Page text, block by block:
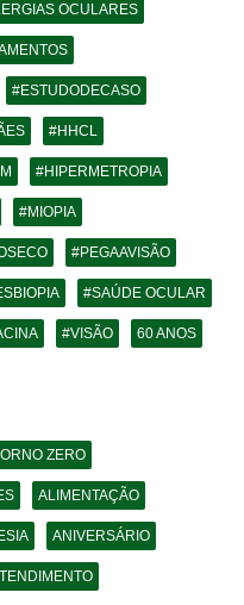
OCULARES
#ESTUDODECASO
#HHCL
#HIPERMETROPIA
#MIOPIA
#PEGAAVISÃO
#SAÚDE OCULAR
#VISÃO 60 ANOS
ZERO
ALIMENTAÇÃO
ANIVERSÁRIO